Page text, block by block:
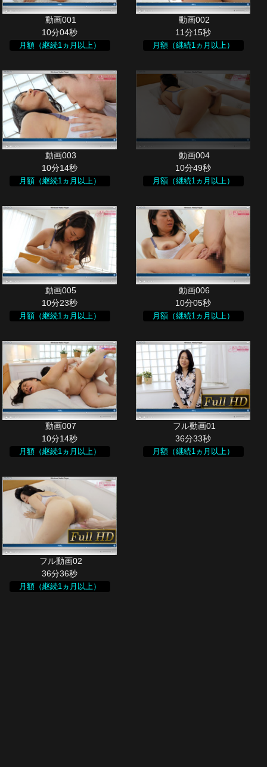
10分04秒
月額（継続1ヵ月以上）
11分15秒
月額（継続1ヵ月以上）
10分14秒
月額（継続1ヵ月以上）
10分49秒
月額（継続1ヵ月以上）
10分23秒
月額（継続1ヵ月以上）
10分05秒
月額（継続1ヵ月以上）
10分14秒
月額（継続1ヵ月以上）
36分33秒
月額（継続1ヵ月以上）
36分36秒
月額（継続1ヵ月以上）